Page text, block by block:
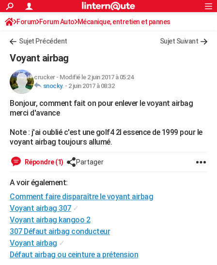
ACTUALITÉS
Politique
Société
Faits Divers
Education
Monde
Villes
+
FINANCE
Retraite
Impôts
Epargne
Immobilier
Risques naturels par ville
Banque
Assurance
Crédit
AUTO
Essais
Réserver un essai
Citadines
Berlines
SUV
Forum auto
+HIGH-TECH
BRICOLAGE
Forum
Aménagement intérieur
Extérieur
Cuisine
Salle de bains
Jardinage
Rangement
Guides de France
Escapades
Patrimoine
Expositions
Musées
Week-end nature
Art de vivre
Bien-être
Loisirs
Mode
Modes de vie
Alimentation
Guide de la santé
Maladies
Médicaments
Sommeil
VOYAGE
Destinations
City break
Voyage nature
Voyage de noces
Forum
Climat
PHOTO
GUIDES D'ACHAT
Rechercher
S'inscrire
Connexion
Forum Forum Auto Mécanique, entretien et pannes
Sujet Précédent Sujet Suivant
Voyant airbag
crucker- Modifié le 2 juin 2017 à 05:24
snocky. - 2 juin 2017 à 08:32
Bonjour, comment fait on pour enlever le voyant airbag
merci d'avance
Note : j'ai oublié c'est une golf4 2l essence de 1999 pour le
voyant airbag toujours allumé.
Répondre (1) Partager
A voir également:
Comment faire disparaître le voyant airbag
Voyant airbag 307 ✓
Voyant airbag kangoo 2
307 Défaut airbag conducteur
Voyant airbag ✓
Défaut airbag ou ceinture a prétension